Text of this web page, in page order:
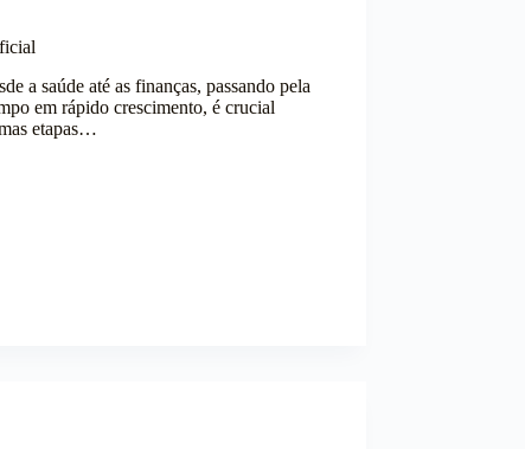
a saúde até as finanças, passando pela
em rápido crescimento, é crucial
etapas…